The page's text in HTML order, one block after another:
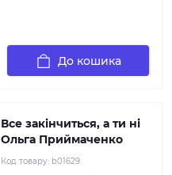
До кошика
Все закінчиться, а ти ні
Ольга Приймаченко
Код товару: b01629